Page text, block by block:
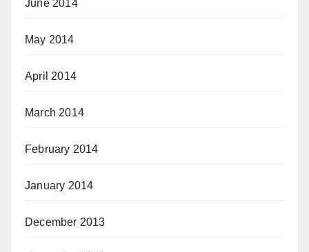
June 2014
May 2014
April 2014
March 2014
February 2014
January 2014
December 2013